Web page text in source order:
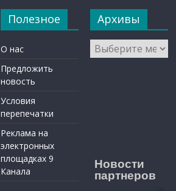
Полезное
О нас
Предложить
новость
Условия
перепечатки
Реклама на
электронных
площадках 9
Канала
Архивы
Архивы
Новости
партнеров